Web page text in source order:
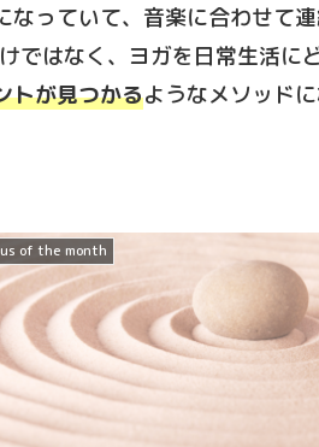
なっていて、音楽に合わせて
ではなく、ヨガを日常生活に
トが見つかるようなメソッド
of the month